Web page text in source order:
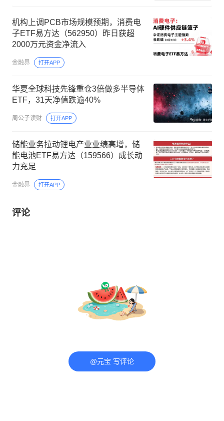
机构上调PCB市场规模预期，消费电
子ETF易方达（562950）昨日获超
2000万元资金净流入
金融界 打开APP
华夏全球科技先锋重仓3倍做多半导体
ETF，31天净值跌逾40%
周公子读财 打开APP
储能业务拉动锂电产业业绩高增，储
能电池ETF易方达（159566）成长动
力充足
金融界 打开APP
评论
@元宝 写评论